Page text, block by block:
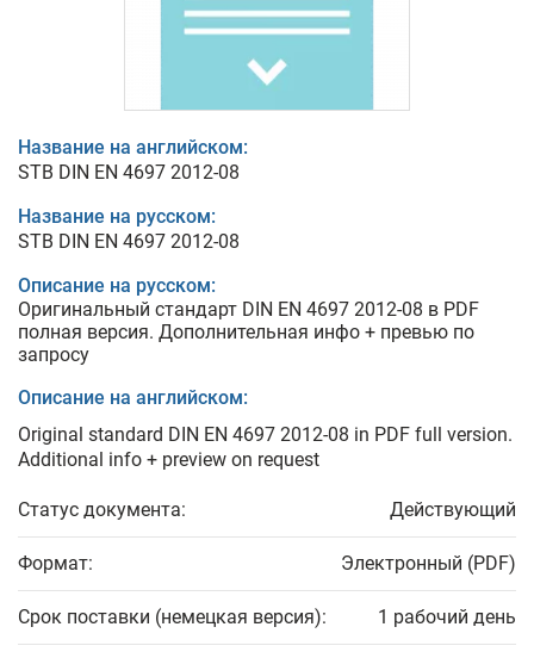
Название на английском:
STB DIN EN 4697 2012-08
Название на русском:
STB DIN EN 4697 2012-08
Описание на русском:
Оригинальный стандарт DIN EN 4697 2012-08 в PDF
полная версия. Дополнительная инфо + превью по
запросу
Описание на английском:
Original standard DIN EN 4697 2012-08 in PDF full version.
Additional info + preview on request
Статус документа: Действующий
Формат: Электронный (PDF)
Срок поставки (немецкая версия): 1 рабочий день